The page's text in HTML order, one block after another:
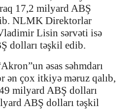
17,2 milyard ABŞ
NLMK Direktorlar
Lisin sərvəti isə
dolları təşkil edib.
əsas səhmdarı
ən çox itkiyə məruz qalıb,
milyard ABŞ dolları
ABŞ dolları təşkil